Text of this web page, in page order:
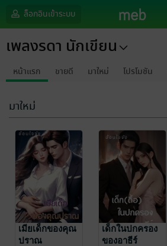
ล็อกอินเข้าระบบ
เพลงรดา นักเขียน
หน้าแรก ขายดี มาใหม่ โปรโมชัน
มาใหม่
เมียเด็กของคุณ
ปราณ
เด็กในปกครอง
ของอาธีร์